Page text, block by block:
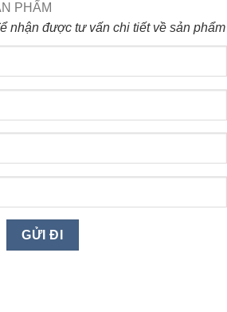
PHẨM
nhận được tư vấn chi tiết về sản phẩm